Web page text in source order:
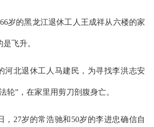
岁的黑龙江退休工人王成祥从六楼的家
飞升。
河北退休工人马建民，为寻找李洪志安
轮”，在家里用剪刀剖腹身亡。
，27岁的常浩驰和50岁的李进忠确信自